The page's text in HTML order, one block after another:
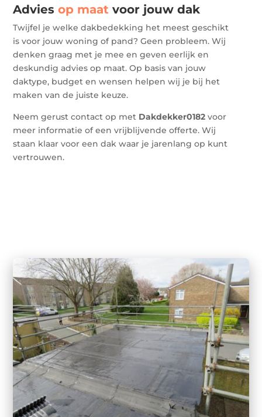
Adviesop maatvoor jouw dak
Twijfel je welke dakbedekking het meest geschikt
is voor jouw woning of pand? Geen probleem. Wij
denken graag met je mee en geven eerlijk en
deskundig advies op maat. Op basis van jouw
daktype, budget en wensen helpen wij je bij het
maken van de juiste keuze.
Neem gerust contact op met Dakdekker0182 voor
meer informatie of een vrijblijvende offerte. Wij
staan klaar voor een dak waar je jarenlang op kunt
vertrouwen.